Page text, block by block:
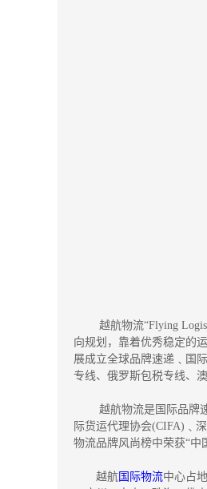
越航物流“Flying
向规划，靠着优秀稳定的
展成立全球品牌速递﹑国
专线、俄罗斯包税专线、
越航物流是国际品牌速
际货运代理协会(CIFA)﹑
物流品牌风尚榜中荣获“中
越航 国际物流中心占